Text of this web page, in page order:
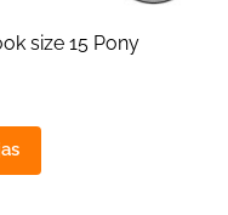
size 15 Pony